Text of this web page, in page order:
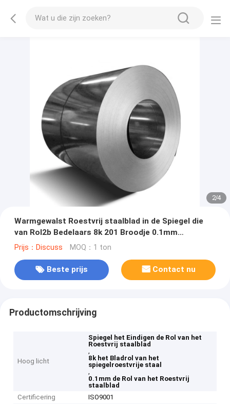
2/4
Warmgewalst Roestvrij staalblad in de Spiegel die
van Rol2b Bedelaars 8k 201 Broodje 0.1mm
beëindigen
Prijs：Discuss MOQ：1 ton
Beste prijs Contact nu
Productomschrijving
Hoog licht
Spiegel het Eindigen de Rol van het
Roestvrij staalblad
,
8k het Bladrol van het
spiegelroestvrije staal
,
0.1mm de Rol van het Roestvrij
staalblad
Certificering
ISO9001